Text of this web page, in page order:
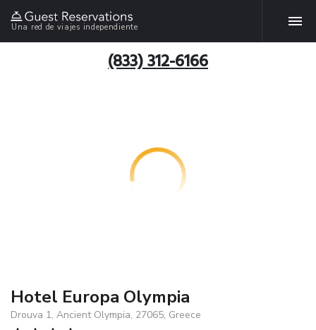
Una red de viajes independiente
(833) 312-6166
Hotel Europa Olympia
Drouva 1, Ancient Olympia, 27065, Greece